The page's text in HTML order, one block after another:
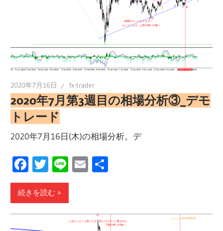
2020年7月16日 fx-trader
2020年7月第3週目の相場分析③_デモ
トレード
2020年7月16日(木)の相場分析。デ
Facebook
Twitter
LineEmail
続きを読む